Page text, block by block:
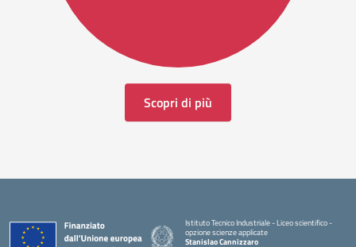
Scopri di più
Istituto Tecnico Industriale - Liceo scientifico -
opzione scienze applicate
Stanislao Cannizzaro